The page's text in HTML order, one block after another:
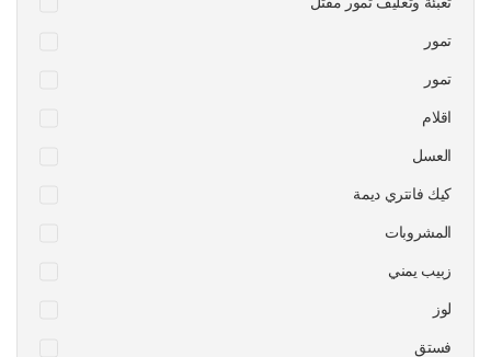
تمور
تمور
اقلام
العسل
كيك فانتري ديمة
المشروبات
زبيب يمني
لوز
فستق